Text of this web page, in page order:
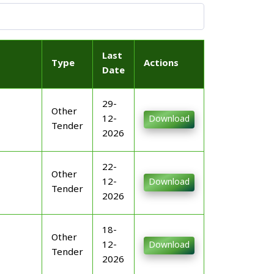
Type
Last
Date
Actions
Other
Tender
29-
12-
2026
Download
Other
Tender
22-
12-
2026
Download
Other
Tender
18-
12-
2026
Download